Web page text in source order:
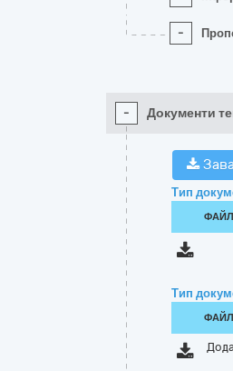
-
- Документи
Тип
ФАЙЛ
Тип
ФАЙЛ